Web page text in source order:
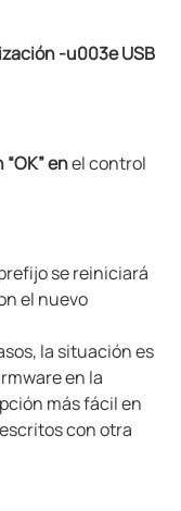
-u003e USB
enel control
se reiniciará
el nuevo
la situación es
en la
más fácil en
con otra